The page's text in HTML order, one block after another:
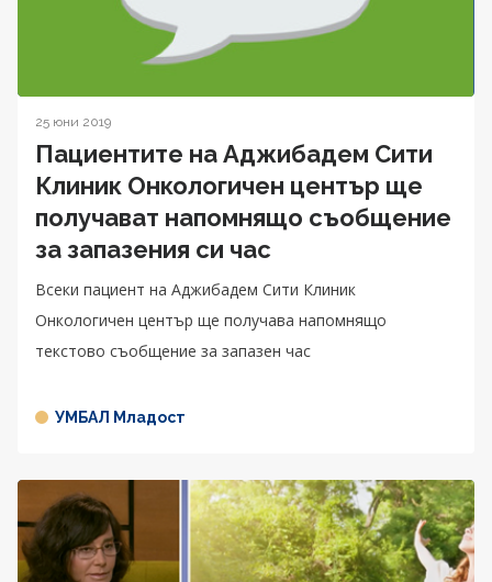
25 юни 2019
Пациентите на Аджибадем Сити
Клиник Онкологичен център ще
получават напомнящо съобщение
за запазения си час
Всеки пациент на Аджибадем Сити Клиник
Онкологичен център ще получава напомнящо
текстово съобщение за запазен час
УМБАЛ Младост